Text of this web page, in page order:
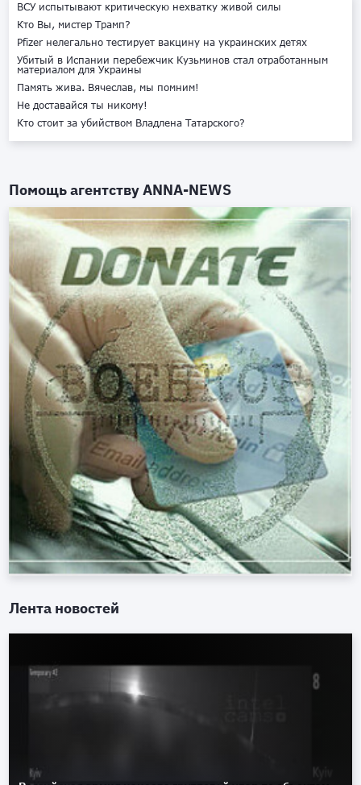
ВСУ испытывают критическую нехватку живой силы
Кто Вы, мистер Трамп?
Pfizer нелегально тестирует вакцину на украинских детях
Убитый в Испании перебежчик Кузьминов стал отработанным
материалом для Украины
Память жива. Вячеслав, мы помним!
Не доставайся ты никому!
Кто стоит за убийством Владлена Татарского?
Помощь агентствуANNA-NEWS
Лента новостей